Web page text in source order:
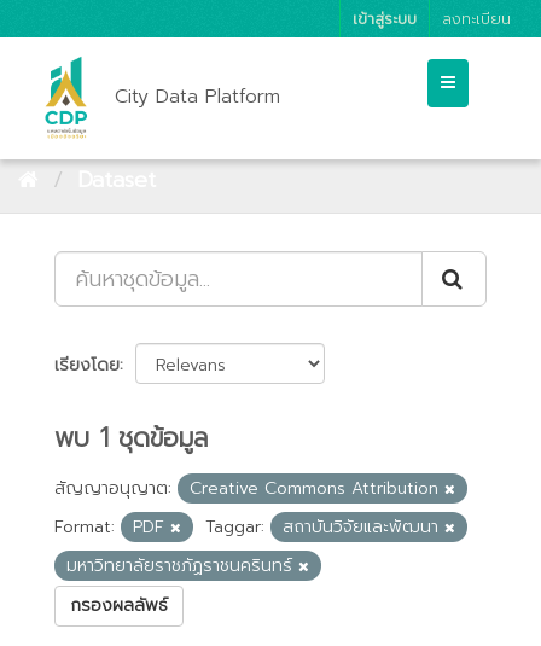
เข้าสู่ระบบ ลงทะเบียน
City Data Platform
เรียงโดย
พบ 1 ชุดข้อมูล
สัญญาอนุญาต:
Creative Commons Attribution
Format:
PDF Taggar:
สถาบันวิจัยและพัฒนา
มหาวิทยาลัยราชภัฏราชนครินทร์
กรองผลลัพธ์